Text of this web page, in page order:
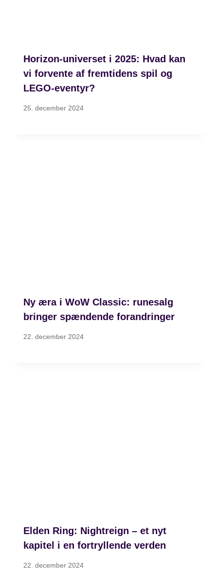
Horizon-universet i 2025: Hvad kan
vi forvente af fremtidens spil og
LEGO-eventyr?
25. december 2024
Ny æra i WoW Classic: runesalg
bringer spændende forandringer
22. december 2024
Elden Ring: Nightreign – et nyt
kapitel i en fortryllende verden
22. december 2024